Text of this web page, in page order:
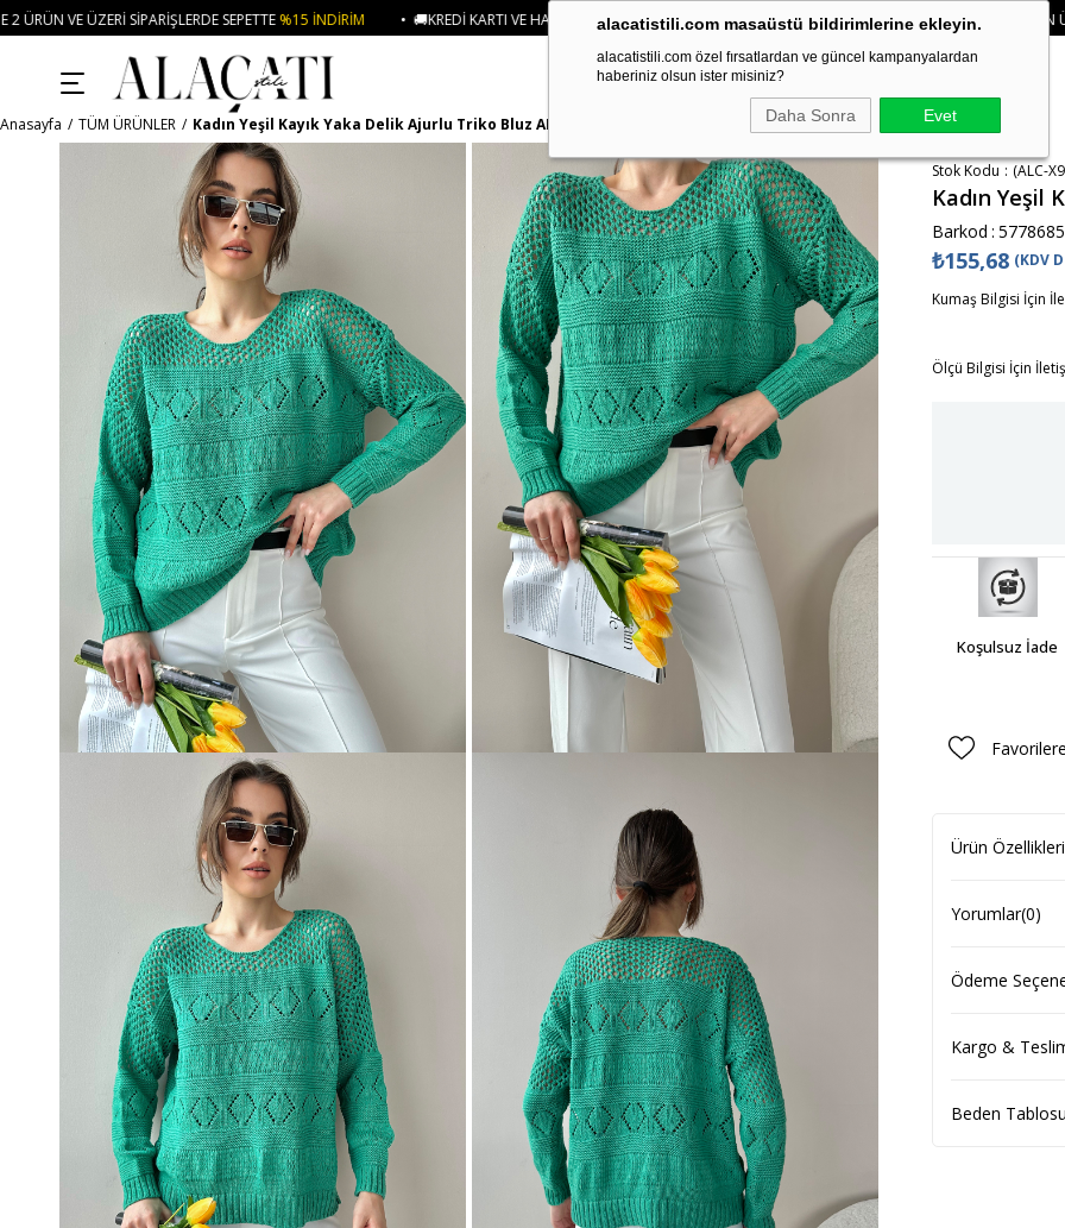
alacatistili.com masaüstü bildirimlerine ekleyin.
alacatistili.com özel fırsatlardan ve güncel kampanyalardan
haberiniz olsun ister misiniz?
Daha Sonra Evet
SEPETTE%15 İNDIRIM • 🚚KREDI KARTI VE HAVALE ÖDEMELERINIZDE 750₺ ÜZERI KARGO ÜCRETSIZ • 🛍️ YENI SEZON ÜRÜNLERINDE 2 ÜRÜN
Anasayfa TÜM ÜRÜNLER Kadın Yeşil Kayık Yaka Delik Ajurlu Triko Bluz ALC-X9953
Stok Kodu (ALC-
Kadın Yeşil
Barkod :
₺155,68 (KDV
Kumaş Bilgisi İçin
Ölçü Bilgisi İçin
Koşulsuz İade
Ürün Özellikleri
Yorumlar(0)
Ödeme
Kargo &
Beden